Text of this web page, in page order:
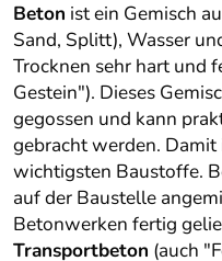
Beton ist ein Gemisch
Sand, Splitt), Wasser
Trocknen sehr hart und
Gestein"). Dieses
gegossen und kann
gebracht werden.
wichtigsten Baustoffe.
auf der Baustelle
Betonwerken fertig
Transportbeton (auch